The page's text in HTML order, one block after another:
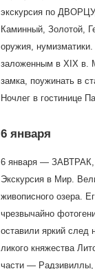
экскурсия по
Каминный, Золотой,
оружия,
заложенным в XIX в.
замка, поужинать в
Ночлег в гостинице
6 января
6 января — ЗАВТРАК,
Экскурсия в Мир.
живописного озера.
чрезвычайно
оставили яркий след
ликого княжества
части — Радзивиллы,